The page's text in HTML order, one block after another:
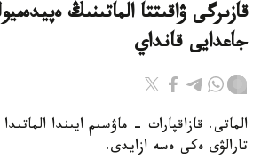
قازىرگى ۋاقىتتا الماتىنىڭ
جاعدايى قانداي
الماتى. قازاقپارات - ماۋسىم ايىندا
تارالۋى ەكى ەسە ازايدى.